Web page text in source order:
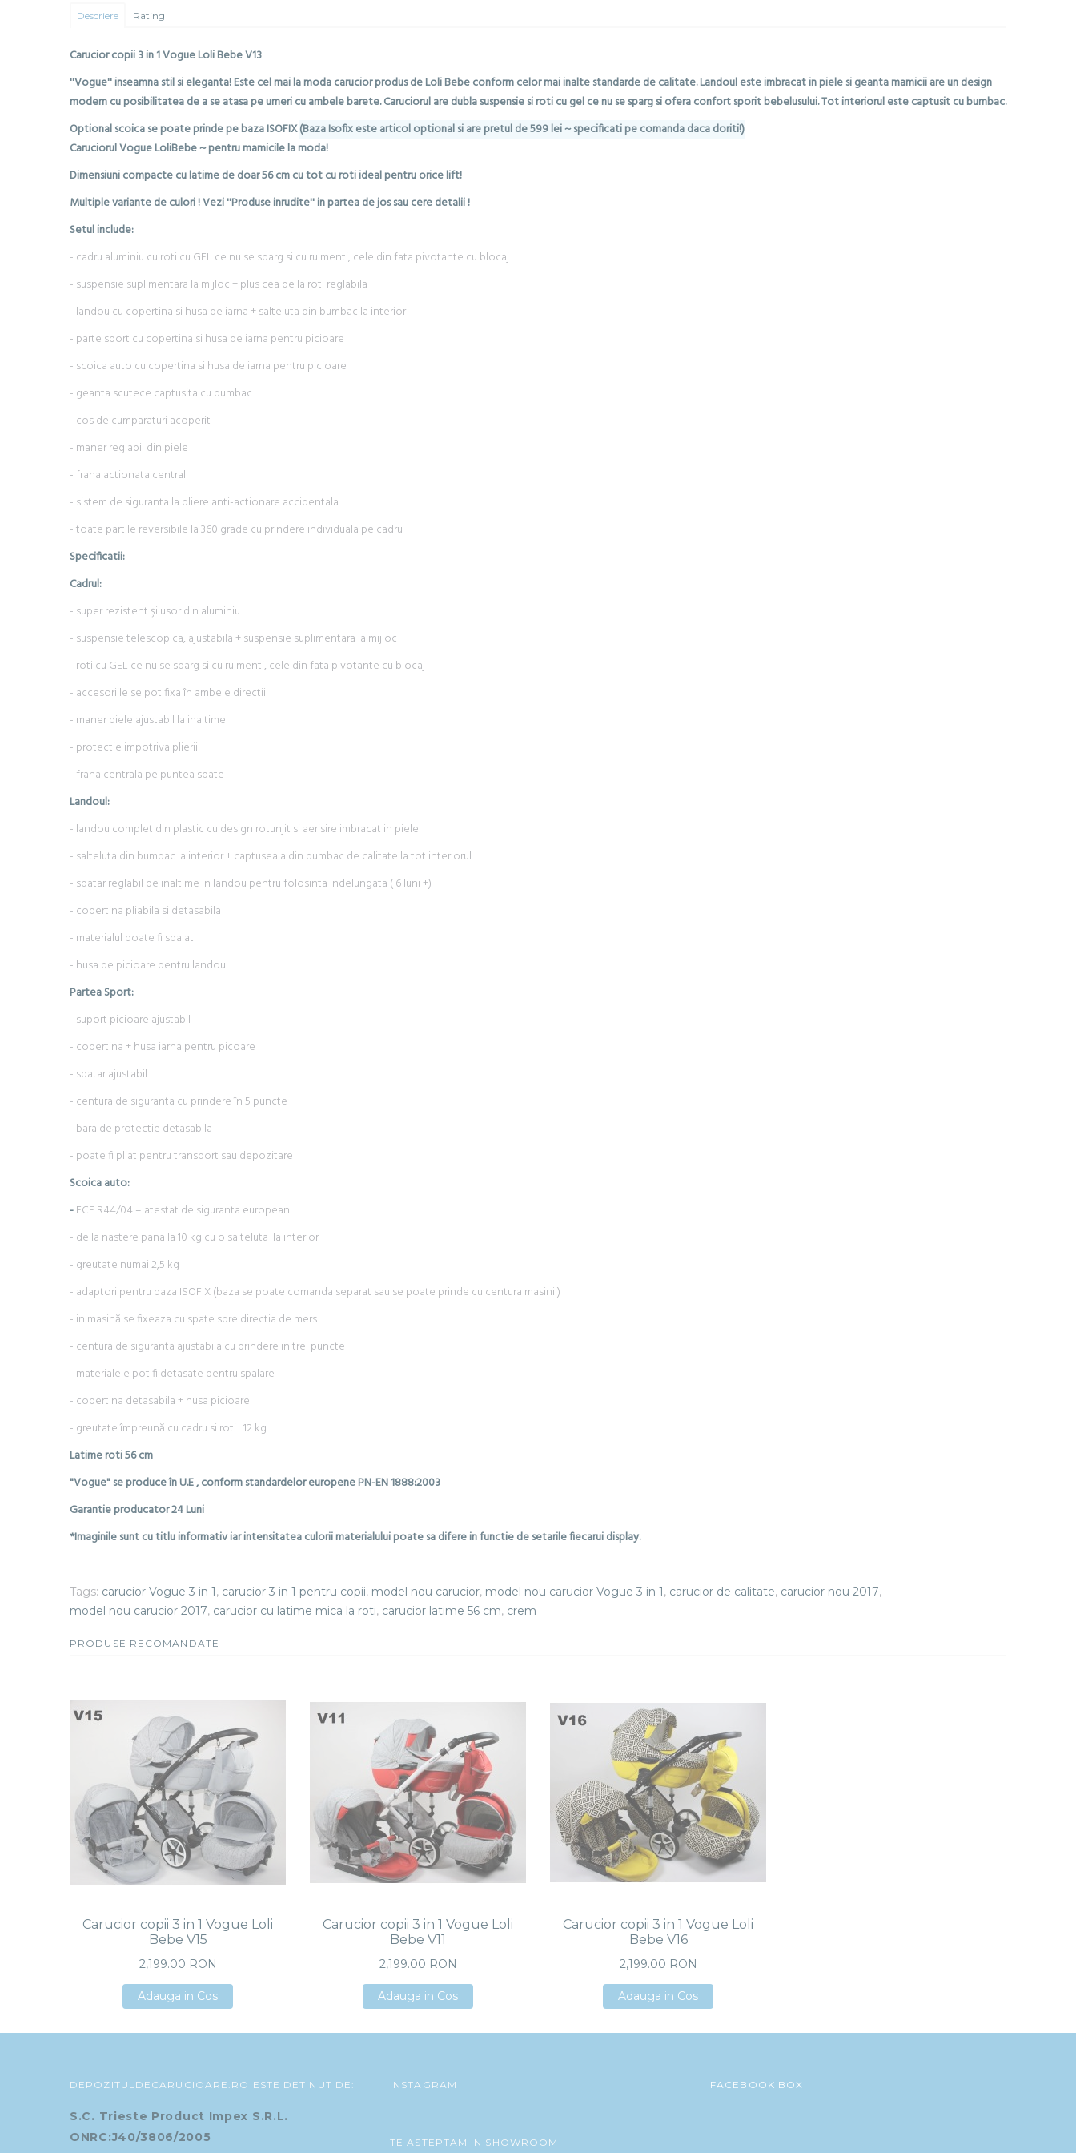
Descriere Rating
Carucior copii 3 in 1 Vogue Loli Bebe V13
''Vogue'' inseamna stil si eleganta! Este cel mai la moda carucior produs de Loli Bebe conform celor mai inalte standarde de calitate. Landoul este imbracat in piele si geanta mamicii are un design
modern cu posibilitatea de a se atasa pe umeri cu ambele barete. Caruciorul are dubla suspensie si roti cu gel ce nu se sparg si ofera confort sporit bebelusului. Tot interiorul este captusit cu bumbac.
Optional scoica se poate prinde pe baza ISOFIX.(Baza Isofix este articol optional si are pretul de 599 lei ~ specificati pe comanda daca doriti!)
Caruciorul Vogue LoliBebe ~ pentru mamicile la moda!
Dimensiuni compacte cu latime de doar 56 cm cu tot cu roti ideal pentru orice lift!
Multiple variante de culori ! Vezi ''Produse inrudite'' in partea de jos sau cere detalii !
Setul include:
- cadru aluminiu cu roti cu GEL ce nu se sparg si cu rulmenti, cele din fata pivotante cu blocaj
- suspensie suplimentara la mijloc + plus cea de la roti reglabila
- landou cu copertina si husa de iarna + salteluta din bumbac la interior
- parte sport cu copertina si husa de iarna pentru picioare
- scoica auto cu copertina si husa de iarna pentru picioare
- geanta scutece captusita cu bumbac
- cos de cumparaturi acoperit
- maner reglabil din piele
- frana actionata central
- sistem de siguranta la pliere anti-actionare accidentala
- toate partile reversibile la 360 grade cu prindere individuala pe cadru
Specificatii:
Cadrul:
- super rezistent şi usor din aluminiu
- suspensie telescopica, ajustabila + suspensie suplimentara la mijloc
- roti cu GEL ce nu se sparg si cu rulmenti, cele din fata pivotante cu blocaj
- accesoriile se pot fixa în ambele directii
- maner piele ajustabil la inaltime
- protectie impotriva plierii
- frana centrala pe puntea spate
Landoul:
- landou complet din plastic cu design rotunjit si aerisire imbracat in piele
- salteluta din bumbac la interior + captuseala din bumbac de calitate la tot interiorul
- spatar reglabil pe inaltime in landou pentru folosinta indelungata ( 6 luni +)
- copertina pliabila si detasabila
- materialul poate fi spalat
- husa de picioare pentru landou
Partea Sport:
- suport picioare ajustabil
- copertina + husa iarna pentru picoare
- spatar ajustabil
- centura de siguranta cu prindere în 5 puncte
- bara de protectie detasabila
- poate fi pliat pentru transport sau depozitare
Scoica auto:
-ECE R44/04 – atestat de siguranta european
- de la nastere pana la 10 kg cu o salteluta la interior
- greutate numai 2,5 kg
- adaptori pentru baza ISOFIX (baza se poate comanda separat sau se poate prinde cu centura masinii)
- in masină se fixeaza cu spate spre directia de mers
- centura de siguranta ajustabila cu prindere in trei puncte
- materialele pot fi detasate pentru spalare
- copertina detasabila + husa picioare
- greutate împreună cu cadru si roti : 12 kg
Latime roti 56 cm
"Vogue" se produce în U.E , conform standardelor europene PN-EN 1888:2003
Garantie producator 24 Luni
*Imaginile sunt cu titlu informativ iar intensitatea culorii materialului poate sa difere in functie de setarile fiecarui display.
Tags: carucior Vogue 3 in 1, carucior 3 in 1 pentru copii, model nou carucior, model nou carucior Vogue 3 in 1, carucior de calitate, carucior nou 2017,
model nou carucior 2017, carucior cu latime mica la roti, carucior latime 56 cm, crem
PRODUSE RECOMANDATE
Carucior copii 3 in 1 Vogue Loli
Bebe V15
2,199.00 RON
Adauga in Cos
Adauga in Cos
Carucior copii 3 in 1 Vogue Loli
Bebe V11
2,199.00 RON
Adauga in Cos
Adauga in Cos
Carucior copii 3 in 1 Vogue Loli
Bebe V16
2,199.00 RON
Adauga in Cos
Adauga in Cos
DEPOZITULDECARUCIOARE.RO ESTE DETINUT DE:
S.C. Trieste Product Impex S.R.L.
ONRC:J40/3806/2005
INSTAGRAM FACEBOOK BOX
TE ASTEPTAM IN SHOWROOM